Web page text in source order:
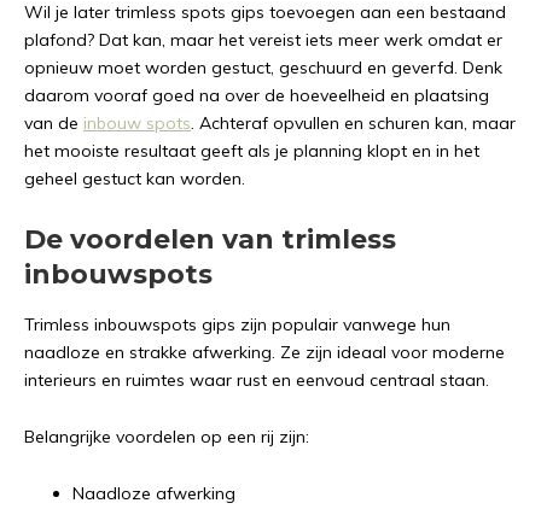
Wil je later trimless spots gips toevoegen aan een bestaand
plafond? Dat kan, maar het vereist iets meer werk omdat er
opnieuw moet worden gestuct, geschuurd en geverfd. Denk
daarom vooraf goed na over de hoeveelheid en plaatsing
van de inbouw spots. Achteraf opvullen en schuren kan, maar
het mooiste resultaat geeft als je planning klopt en in het
geheel gestuct kan worden.
De voordelen van trimless
inbouwspots
Trimless inbouwspots gips zijn populair vanwege hun
naadloze en strakke afwerking. Ze zijn ideaal voor moderne
interieurs en ruimtes waar rust en eenvoud centraal staan.
Belangrijke voordelen op een rij zijn:
Naadloze afwerking